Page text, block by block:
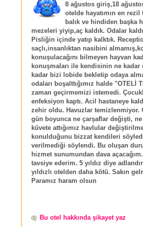
8 ağustos giriş,18
otelde hayatımın en
balık ve hindiden başka
mezeleri yiyip,aç kaldık. Odalar
Pisliğin içinde yatıp kalktık.
saçlı,insanlıktan nasibini
konuşulacağını bilmeyen hayvan
konuşmaları ile kendisinin ne
kadar bizi lobide bekletip odaya
odaları boşalttığımız halde "OTELİ
zaman geçirmemizi istemedi.
enfeksiyon kaptı. Acil hastaneye
zehir oldu. Havuzlar temizlenmiyor.
gün boyunca ne çarşaflar değişti,
küvete attığımız havlular
konulduğunu bizzat kendileri
verilmediği söylendi. Bu oluşan
hizmet sunumundan dava
tavsiye ederim. 5 yıldız diye
yıldızlı otelden daha kötü. Sakın
Paramız haram olsun
Bu otel hakkında şikayet yaz